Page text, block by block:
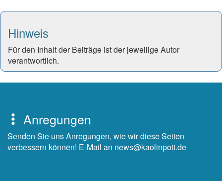
Hinweis
Für den Inhalt der Beiträge ist der jeweilige Autor
verantwortlich.
Anregungen
Senden Sie uns Anregungen, wie wir diese Seiten
verbessern können! E-Mail an news@kaolinpott.de